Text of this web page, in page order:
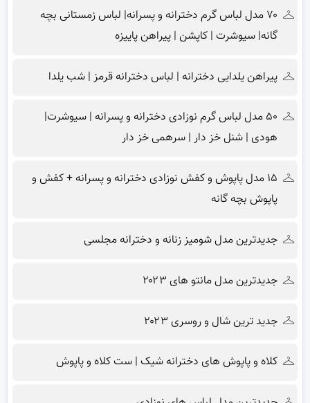
۷۰ مدل لباس گرم دخترانه و پسرانه| لباس زمستانی بچه
گانه| سیوشرت | کاپشن | پیراهن پاییزه
پیراهن یلدایی دخترانه | لباس دخترانه قرمز | شب یلدا
۵۰ مدل لباس گرم نوزادی دخترانه و پسرانه | سیوشرت|
هودی | شنل خز دار | سرهمی خز دار
۱۵ مدل پاپوش و کفش نوزادی دخترانه و پسرانه + کفش و
پاپوش بچه گانه
جدیدترین مدل شومیز زنانه و دخترانه مجلسی
جدیدترین مدل مانتو های ۲۰۲۳
جدید ترین شال و روسری ۲۰۲۳
کلاه و پاپوش های دخترانه شیک | ست کلاه و پاپوش